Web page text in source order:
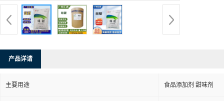
产品详请
主要用途 食品添加剂 甜味剂